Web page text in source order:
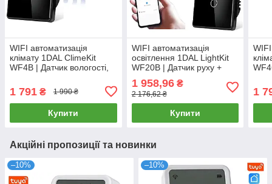
WIFI автоматизація
клімату 1DAL ClimeKit
WF4B | Датчик вологості,
вимикач (2кл.) Чорний
1 791 ₴ 1 990 ₴
Купити
WIFI автоматизація
освітлення 1DAL LightKit
WF20B | Датчик руху +
| APP "Tuya"
1 958,96₴
2 176,62 ₴
Купити
1
Акційні пропозиції та новинки
–10% –10%